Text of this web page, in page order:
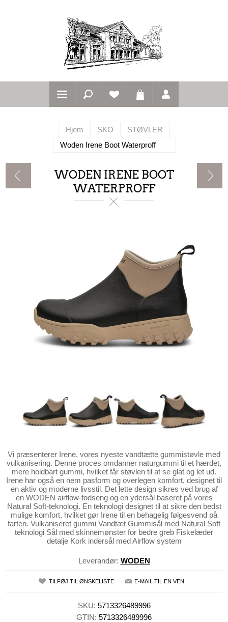
Hjem SKO
STØVLER
Woden Irene Boot Waterproff
WODEN IRENE BOOT
WATERPROFF
Vi præsenterer Irene, vores nyeste vandtætte gummistøvle med
vulkanisering. Denne proces omdanner naturgummi til et hærdet,
mere holdbart gummi, hvilket får støvlen til at se glat og let ud.
Irene har også en nem pasform og overlegen komfort, designet til
en aktiv og moderne livsstil. Det lette design sikres ved brug af
en WODEN airflow-fodseng og en ydersål baseret på vores
Natural Soft-teknologi. En teknologi designet til at sikre den bedst
mulige komfort, hvilket gør Irene til en behagelig følgesvend på
farten. Vulkaniseret gummi Vandtæt Gummisål med Natural Soft
teknologi Sål med skinnemønster for bedre greb Fiskelæder
detalje Kork indersål med Airflow system
Leverandør: WODEN
TILFØJ TIL ØNSKELISTE E-MAIL TIL EN VEN
SKU: 5713326489996
GTIN: 5713326489996